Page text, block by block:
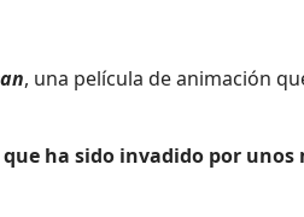
, una película de animación
ha sido invadido por